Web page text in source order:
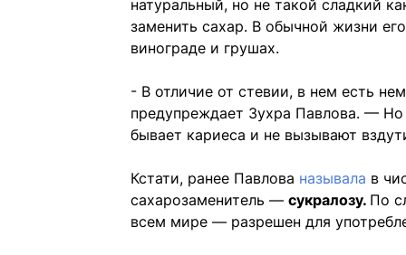
натуральный, но не такой сладкий
заменить сахар. В обычной жизни
винограде и грушах.
- В отличие от стевии, в нем есть
предупреждает Зухра Павлова. —
бывает кариеса и не вызывают
Кстати, ранее Павлова называла в
сахарозаменитель — сукралозу. По
всем мире — разрешен для